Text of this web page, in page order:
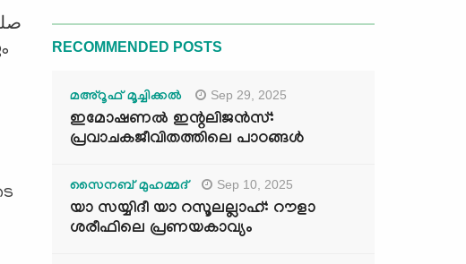
RECOMMENDED POSTS
മഅ്റൂഫ് മൂച്ചിക്കല്‍ Sep 29, 2025
ഇമോഷണൽ ഇന്റലിജൻസ്:
പ്രവാചകജീവിതത്തിലെ പാഠങ്ങൾ
സൈനബ് മുഹമ്മദ് Sep 10, 2025
യാ സയ്യിദീ യാ റസൂലല്ലാഹ്: റൗളാ
ശരീഫിലെ പ്രണയകാവ്യം